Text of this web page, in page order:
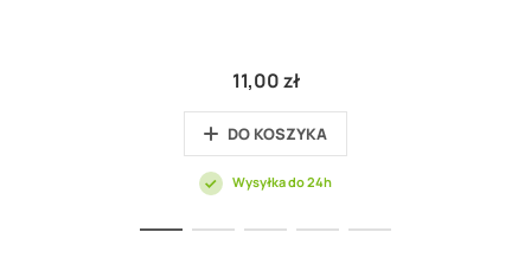
11,00 zł
DO KOSZYKA
Wysyłka do 24h